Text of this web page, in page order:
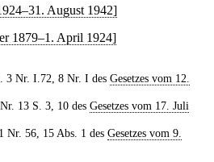
August 1942]
1879–1. April 1924]
3 Nr. I.72, 8 Nr. I des Gesetzes vom 12.
13 S. 3, 10 des Gesetzes vom 17. Juli
Nr. 56, 15 Abs. 1 des Gesetzes vom 9.